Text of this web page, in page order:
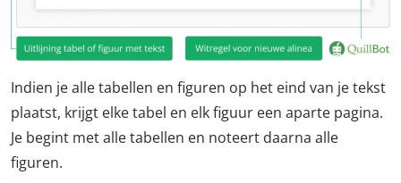
Indien je alle tabellen en figuren op het eind van je tekst
plaatst, krijgt elke tabel en elk figuur een aparte pagina.
Je begint met alle tabellen en noteert daarna alle
figuren.